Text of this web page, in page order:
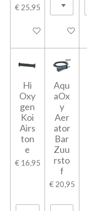
€ 25,95
In winkelwagen
In
Hi
Oxy
gen
Koi
Airs
ton
e
€ 16,95
Aqu
aOx
y
Aer
ator
Bar
Zuu
rsto
f
€ 20,95